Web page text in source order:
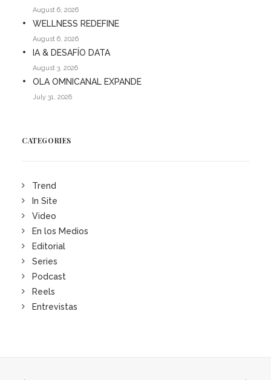
August 6, 2026
WELLNESS REDEFINE
August 6, 2026
IA & DESAFÍO DATA
August 3, 2026
OLA OMNICANAL EXPANDE
July 31, 2026
CATEGORIES
Trend
In Site
Video
En los Medios
Editorial
Series
Podcast
Reels
Entrevistas